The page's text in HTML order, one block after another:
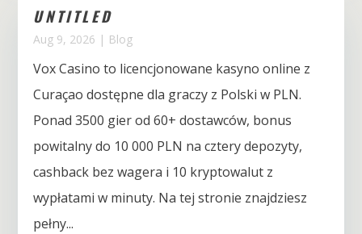
UNTITLED
Aug 9, 2026 | Blog
Vox Casino to licencjonowane kasyno online z
Curaçao dostępne dla graczy z Polski w PLN.
Ponad 3500 gier od 60+ dostawców, bonus
powitalny do 10 000 PLN na cztery depozyty,
cashback bez wagera i 10 kryptowalut z
wypłatami w minuty. Na tej stronie znajdziesz
pełny...